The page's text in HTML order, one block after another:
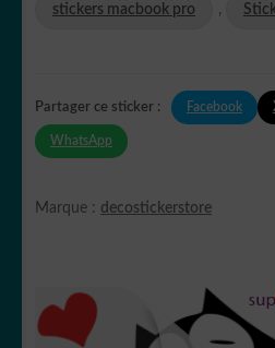
stickers macbook pro ,
Partager ce sticker : Facebook
WhatsApp
Marque : decostickerstore